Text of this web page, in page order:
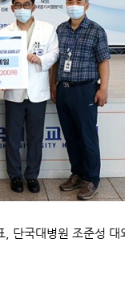
단국대병원 조준성 대